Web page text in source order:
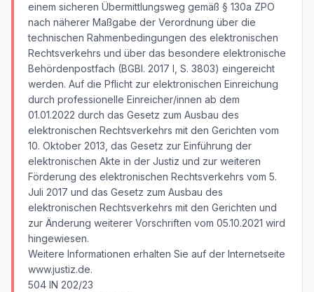
einem sicheren Übermittlungsweg gemäß § 130a ZPO
nach näherer Maßgabe der Verordnung über die
technischen Rahmenbedingungen des elektronischen
Rechtsverkehrs und über das besondere elektronische
Behördenpostfach (BGBl. 2017 I, S. 3803) eingereicht
werden. Auf die Pflicht zur elektronischen Einreichung
durch professionelle Einreicher/innen ab dem
01.01.2022 durch das Gesetz zum Ausbau des
elektronischen Rechtsverkehrs mit den Gerichten vom
10. Oktober 2013, das Gesetz zur Einführung der
elektronischen Akte in der Justiz und zur weiteren
Förderung des elektronischen Rechtsverkehrs vom 5.
Juli 2017 und das Gesetz zum Ausbau des
elektronischen Rechtsverkehrs mit den Gerichten und
zur Änderung weiterer Vorschriften vom 05.10.2021 wird
hingewiesen.
Weitere Informationen erhalten Sie auf der Internetseite
www.justiz.de.
504 IN 202/23